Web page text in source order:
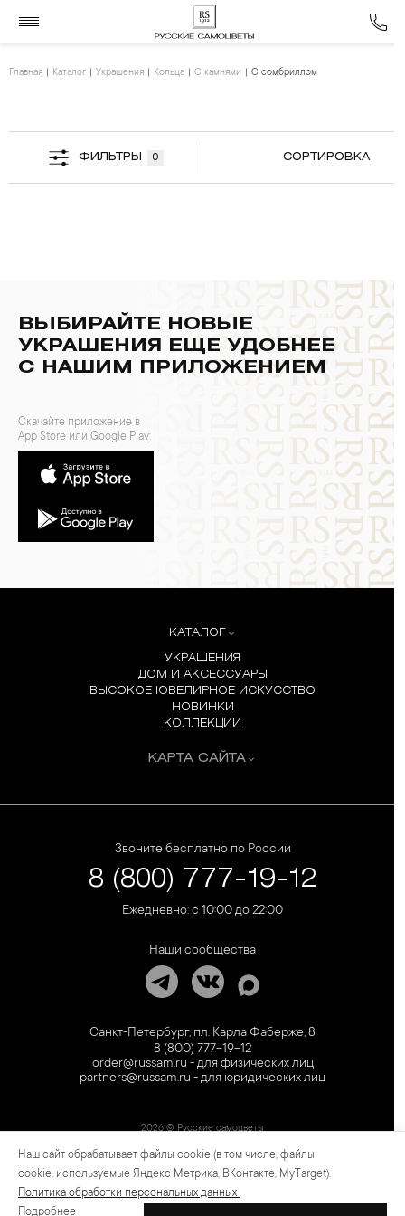
Главная Каталог Украшения Кольца С камнями С сомбриллом
ФИЛЬТРЫ 0 СОРТИРОВКА
ВЫБИРАЙТЕ НОВЫЕ
УКРАШЕНИЯ ЕЩЕ УДОБНЕЕ
С НАШИМ ПРИЛОЖЕНИЕМ
Скачайте приложение в
App Store или Google Play:
КАТАЛОГ
УКРАШЕНИЯ
ДОМ И АКСЕССУАРЫ
ВЫСОКОЕ ЮВЕЛИРНОЕ ИСКУССТВО
НОВИНКИ
КОЛЛЕКЦИИ
КАРТА САЙТА
Звоните бесплатно по России
8 (800) 777-19-12
Ежедневно: с 10:00 до 22:00
Наши сообщества
Санкт-Петербург, пл. Карла Фаберже, 8
8 (800) 777-19-12
order@russam.ru - для физических лиц
partners@russam.ru - для юридических лиц
2026 © Русские самоцветы
Предложение не является публичной офертой. Цены на сайте и в розничной сети
могут отличаться. Информация на сайте о товаре носит рекламный характер и
расценивается как приглашение делать оферты на основании п.1 ст. 437
Гражданского кодекса РФ.
Наш сайт обрабатывает файлы cookie (в том числе, файлы
cookie, используемые Яндекс Метрика, ВКонтакте, MyTarget).
Политика обработки персональных данных .
Подробнее